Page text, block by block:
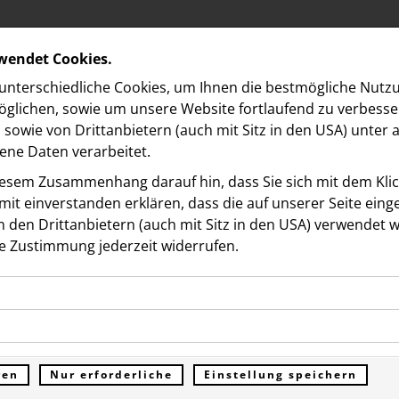
Der erste KI-
Kunstguide für
Cookies.
Cookies, um Ihnen die best­mögliche
sowie um unsere Website fortlaufend zu
von Drittanbietern (auch mit Sitz in den USA) unter
Daten verarbeitet.
Zusammenhang darauf hin, dass Sie sich mit dem
ein­ver­standen erklären, dass die auf unserer Seite
den Drittanbietern (auch mit Sitz in den USA) verwendet
Zustimmung jederzeit widerrufen.
ermöglichen grundlegende Funktionen und sind für
der Website erforderlich. Diese Cookies
Daten und werden an keine Dritten übermittelt.
erfassen Informationen anonym. Diese Informationen
unsere Besucher unsere Website nutzen.
Nur erforderliche Einstellung speichern